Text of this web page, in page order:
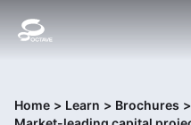
Home > Learn > Brochures >